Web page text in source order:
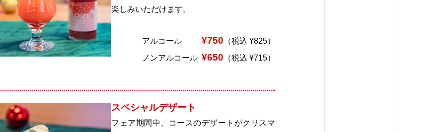
楽しみいただけます。
アルコール ¥750 （税込 ¥825）
ノンアルコール ¥650 （税込 ¥715）
スペシャルデザート
フェア期間中、コースのデザートがクリスマ